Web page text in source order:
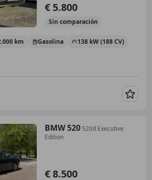
€ 5.800
Sin comparación
km Gasolina 138 kW (188 CV)
BMW 520 520d Executive
Edition
€ 8.500